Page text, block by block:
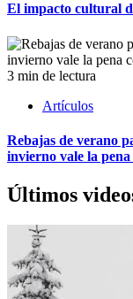
El impacto cultural
3 min de lectura
Artículos
Rebajas de verano
invierno vale la
Últimos